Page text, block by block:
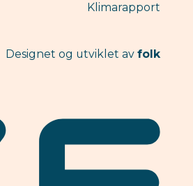
Klimarapport
Designet og utviklet av folk